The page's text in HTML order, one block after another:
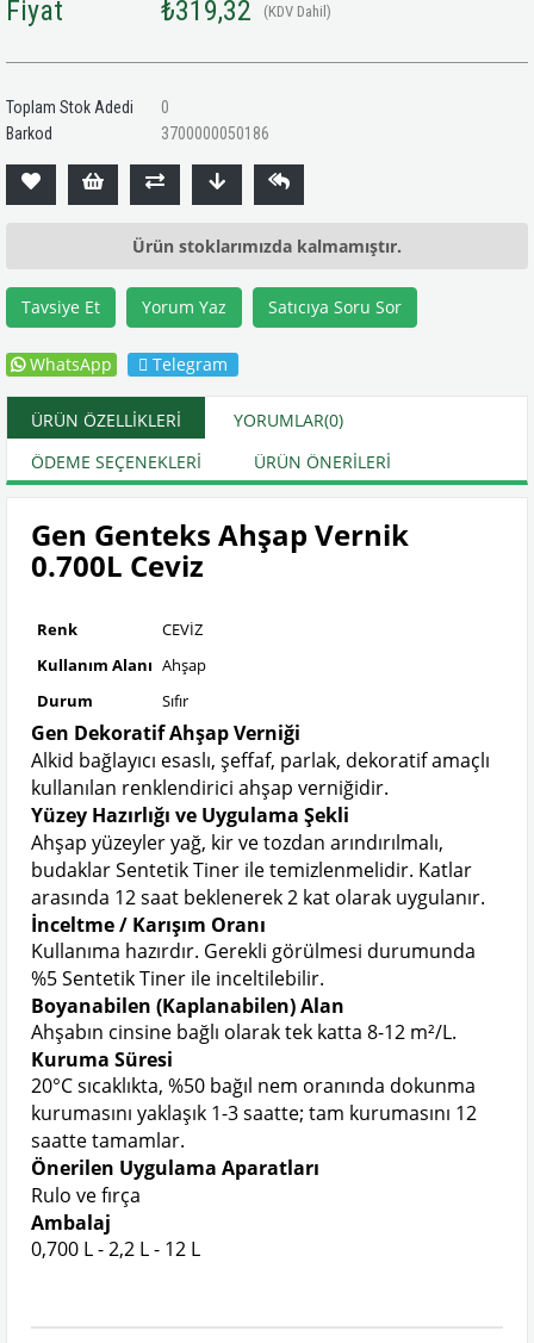
Fiyat ₺319,32 (KDV Dahil)
Toplam Stok Adedi
0
Barkod
3700000050186
Ürün stoklarımızda kalmamıştır.
Tavsiye Et Yorum Yaz Satıcıya Soru Sor
WhatsApp Telegram
ÜRÜN ÖZELLIKLERI YORUMLAR(0)
ÖDEME SEÇENEKLERI
ÜRÜN ÖNERILERI
Gen Genteks Ahşap Vernik
0.700L Ceviz
Renk
CEVİZ
Kullanım Alanı Ahşap
Durum
Sıfır
Gen Dekoratif Ahşap Verniği
Alkid bağlayıcı esaslı, şeffaf, parlak, dekoratif amaçlı
kullanılan renklendirici ahşap verniğidir.
Yüzey Hazırlığı ve Uygulama Şekli
Ahşap yüzeyler yağ, kir ve tozdan arındırılmalı,
budaklar Sentetik Tiner ile temizlenmelidir. Katlar
arasında 12 saat beklenerek 2 kat olarak uygulanır.
İnceltme / Karışım Oranı
Kullanıma hazırdır. Gerekli görülmesi durumunda
%5 Sentetik Tiner ile inceltilebilir.
Boyanabilen (Kaplanabilen) Alan
Ahşabın cinsine bağlı olarak tek katta 8-12 m²/L.
Kuruma Süresi
20°C sıcaklıkta, %50 bağıl nem oranında dokunma
kurumasını yaklaşık 1-3 saatte; tam kurumasını 12
saatte tamamlar.
Önerilen Uygulama Aparatları
Rulo ve fırça
Ambalaj
0,700 L - 2,2 L - 12 L